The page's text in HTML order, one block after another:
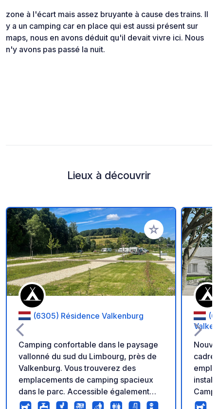
zone à l'écart mais assez bruyante à cause des trains. Il
y a un camping car en place qui est aussi présent sur
maps, nous en avons déduit qu'il devait vivre ici. Nous
n'y avons pas passé la nuit.
Lieux à découvrir
Ajouter à vos
(6305) Résidence Valkenburg
Camping confortable dans le paysage
vallonné du sud du Limbourg, près de
Valkenburg. Vous trouverez des
emplacements de camping spacieux
dans le parc. Accessible également
aux campeurs. Au parc de vacances,
cadre